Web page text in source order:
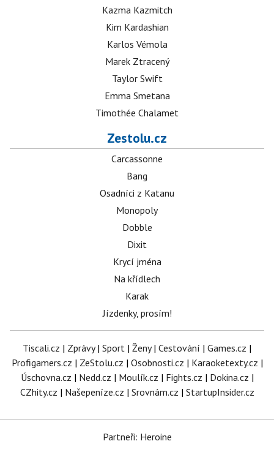
Kazma Kazmitch
Kim Kardashian
Karlos Vémola
Marek Ztracený
Taylor Swift
Emma Smetana
Timothée Chalamet
Zestolu.cz
Carcassonne
Bang
Osadníci z Katanu
Monopoly
Dobble
Dixit
Krycí jména
Na křídlech
Karak
Jízdenky, prosím!
Tiscali.cz | Zprávy| Sport | Ženy| Cestování | Games.cz |
Profigamers.cz | ZeStolu.cz | Osobnosti.cz | Karaoketexty.cz |
Úschovna.cz | Nedd.cz | Moulík.cz | Fights.cz | Dokina.cz |
CZhity.cz | Našepeníze.cz | Srovnám.cz | StartupInsider.cz
Partneři: Heroine